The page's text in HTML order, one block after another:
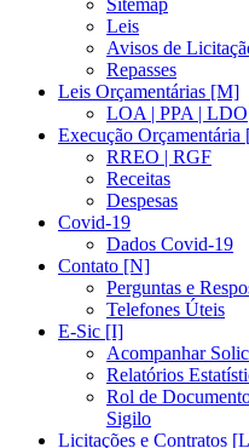
Sitemap
Leis
Avisos de
Repasses
Leis Orçamentárias [M]
LOA | PPA | LDO
Execução
RREO | RGF
Receitas
Despesas
Covid-19
Dados Covid-19
Contato [N]
Perguntas e
Telefones Úteis
E-Sic [I]
Acompanhar
Relatórios
Rol de
Sigilo
Licitações e Contratos